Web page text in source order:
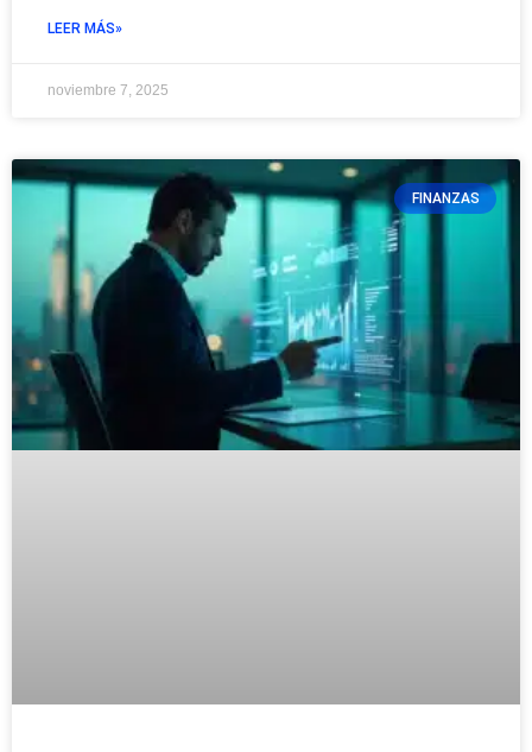
LEER MÁS»
noviembre 7, 2025
FINANZAS